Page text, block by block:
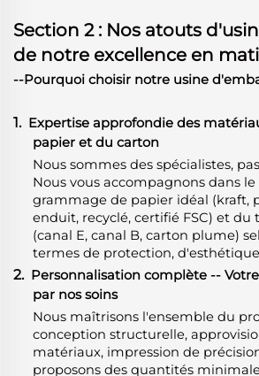
Section 2 : Nos atouts
de notre excellence en
--Pourquoi choisir notre usine
1. Expertise approfondie des
papier et du carton
Nous sommes des spécialistes,
Nous vous accompagnons dans
grammage de papier idéal (kraft,
enduit, recyclé, certifié FSC) et du
(canal E, canal B, carton plume)
termes de protection,
2. Personnalisation complète --
par nos soins
Nous maîtrisons l'ensemble du
conception structurelle,
matériaux, impression de
proposons des quantités